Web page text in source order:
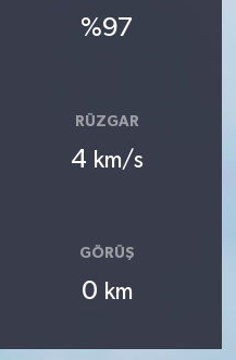
%97
RÜZGAR
4 km/s
GÖRÜŞ
0 km